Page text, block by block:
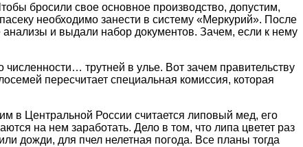
бросили свое основное производство, допустим,
необходимо занести в систему «Меркурий». После
и выдали набор документов. Зачем, если к нему
трутней в улье. Вот зачем правительству
пересчитает специальная комиссия, которая
в Центральной России считается липовый мед, его
на нем заработать. Дело в том, что липа цветет раз
дожди, для пчел нелетная погода. Все планы тогда